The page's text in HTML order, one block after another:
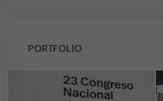
PORTFOLIO